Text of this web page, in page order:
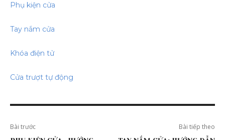
Phụ kiện cửa
Tay nắm cửa
Khóa điện tử
Cửa trượt tự động
Bài trước Bài tiếp theo